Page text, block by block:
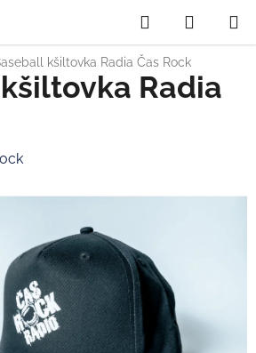
Hledat
KOŠÍK
kšiltovka Radia Čas Rock
Radia